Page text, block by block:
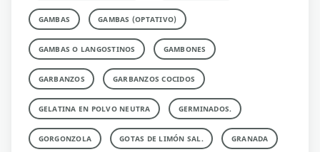
GAMBAS GAMBAS (OPTATIVO)
GAMBAS O LANGOSTINOS GAMBONES
GARBANZOS GARBANZOS COCIDOS
GELATINA EN POLVO NEUTRA GERMINADOS.
GORGONZOLA GOTAS DE LIMÓN SAL. GRANADA